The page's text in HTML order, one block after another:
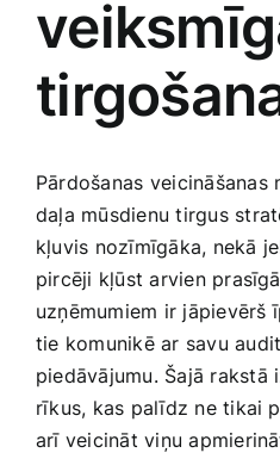
Medicīnas preces
Mobilie telefoni,
Pārtikas preces
Preces birojam
Preces pieaugušajiem
Pārdošanas⁣
daļa mūsdienu tirgus
kļuvis nozīmīgāka, nekā⁤
pircēji kļūst arvien
uzņēmumiem ir jāpievērš
tie komunikē ar savu
piedāvājumu. Šajā rakstā
rīkus, kas‍ palīdz ne tikai
arī veicināt viņu